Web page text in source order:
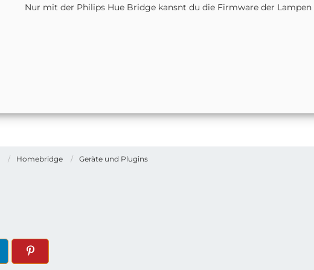
Homebridge Geräte und Plugins
Nur mit der Philips Hue Bridge kansnt du die Firmware der Lampen